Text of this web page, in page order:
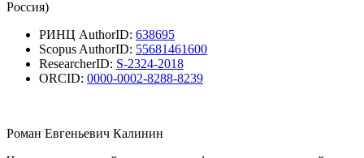
Россия)
РИНЦ AuthorID: 638695
Scopus AuthorID: 55681461600
ResearcherID: S-2324-2018
ORCID: 0000-0002-8288-8239
Роман Евгеньевич Калинин